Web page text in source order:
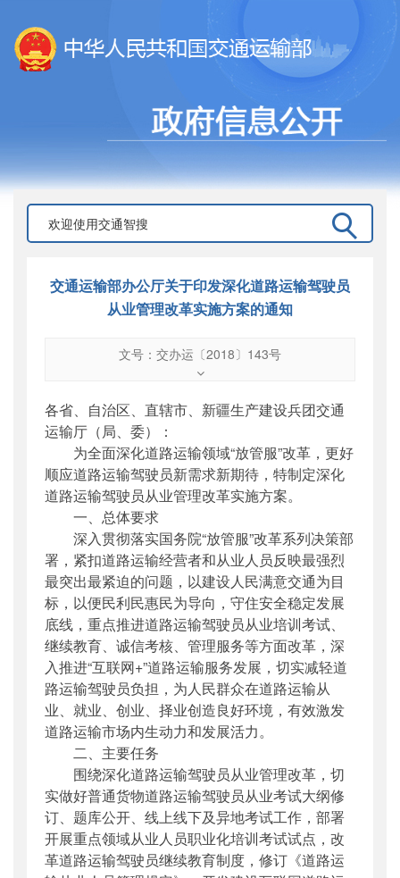
交通运输部办公厅关于印发深化道路运输驾驶员
从业管理改革实施方案的通知
文号：交办运〔2018〕143号
交办运〔2018〕143号
公开日期：2018年11月21日
主题词 ：道路运输;驾驶员;从业管理;改革;实施
方案
机构分类：运输服务司
主题分类：标准
公文类型：部办公厅文件
各省、自治区、直辖市、新疆生产建设兵团交通
运输厅（局、委）：
为全面深化道路运输领域“放管服”改革，更好
顺应道路运输驾驶员新需求新期待，特制定深化
道路运输驾驶员从业管理改革实施方案。
一、总体要求
深入贯彻落实国务院“放管服”改革系列决策部
署，紧扣道路运输经营者和从业人员反映最强烈
最突出最紧迫的问题，以建设人民满意交通为目
标，以便民利民惠民为导向，守住安全稳定发展
底线，重点推进道路运输驾驶员从业培训考试、
继续教育、诚信考核、管理服务等方面改革，深
入推进“互联网+”道路运输服务发展，切实减轻道
路运输驾驶员负担，为人民群众在道路运输从
业、就业、创业、择业创造良好环境，有效激发
道路运输市场内生动力和发展活力。
二、主要任务
围绕深化道路运输驾驶员从业管理改革，切
实做好普通货物道路运输驾驶员从业考试大纲修
订、题库公开、线上线下及异地考试工作，部署
开展重点领域从业人员职业化培训考试试点，改
革道路运输驾驶员继续教育制度，修订《道路运